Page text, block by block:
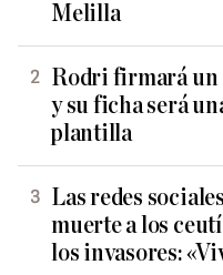
Melilla
Rodri firmará un
y su ficha será
plantilla
Las redes
muerte a los
los invasores: